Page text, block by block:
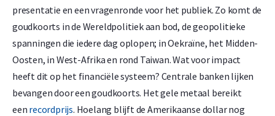
presentatie en een vragenronde voor het publiek. Zo komt de
goudkoorts in de Wereldpolitiek aan bod, de geopolitieke
spanningen die iedere dag oplopen; in Oekraïne, het Midden-
Oosten, in West-Afrika en rond Taiwan. Wat voor impact
heeft dit op het financiële systeem? Centrale banken lijken
bevangen door een goudkoorts. Het gele metaal bereikt
een recordprijs. Hoelang blijft de Amerikaanse dollar nog